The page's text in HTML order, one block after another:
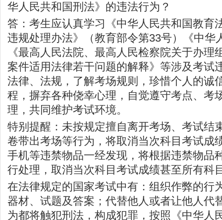
华人民共和国刑法》的违法行为？
答：考生应认真学习《中华人民共和国教育
违规处理办法》（教育部令第33号）《中华
《最高人民法院、最高人民检察院关于办理
案件适用法律若干问题的解释》等涉及考试
法律、法规，了解考场规则，珍惜个人的诚
程，摒弃各种侥幸心理，自觉遵守考点、考
理，共同维护考试环境。
特别提醒：未按规定擅自离开考场、考试结
卷带出考场等行为，将取消当次科目考试成
手机等违禁物品一经发现，将根据违禁物品
行处理，取消当次科目考试成绩甚至所有科
在法律规定的国家考试中有：组织作弊的行
器材、试题及答案；代替他人或者让他人代
为都将触犯刑法，构成犯罪，按照《中华人